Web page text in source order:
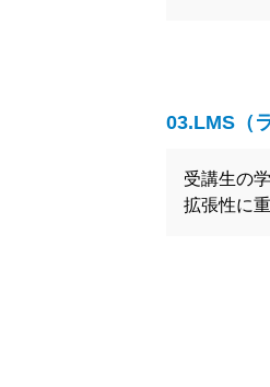
03.LMS（
受講生の
拡張性に